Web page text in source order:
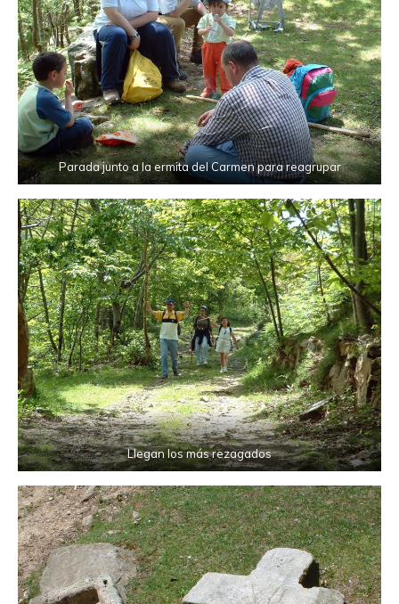
Parada junto a la ermita del Carmen para reagrupar
Llegan los más rezagados